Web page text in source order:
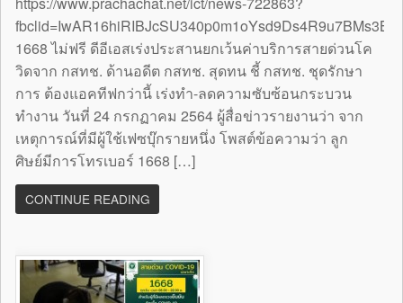
1668 ไม่ฟรี ดีอีเอสเร่งประสานยกเว้นค่าบริการสายด่วนโค
วิดจาก กสทช. ด้านอดีต กสทช. สุดทน ชี้ กสทช. ชุดรักษา
การ ต้องแอคทีฟกว่านี้ เร่งทำ-ลดความซับซ้อนกระบวน
ทำงาน วันที่ 24 กรกฏาคม 2564 ผู้สื่อข่าวรายงานว่า จาก
เหตุการณ์ที่มีผู้ใช้เฟซบุ๊กรายหนึ่ง โพสต์ข้อความว่า ลูก
ศิษย์มีการโทรเบอร์ 1668 […]
CONTINUE READING